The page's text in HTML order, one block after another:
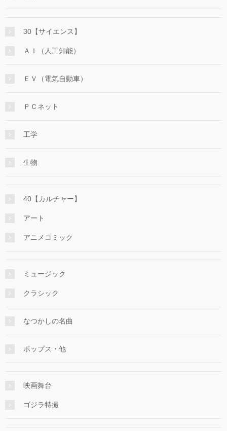
30【サイエンス】
ＡＩ（人工知能）
ＥＶ（電気自動車）
ＰＣネット
工学
生物
40【カルチャー】
アート
アニメコミック
ミュージック
クラシック
なつかしの名曲
ポップス・他
映画舞台
ゴジラ特撮